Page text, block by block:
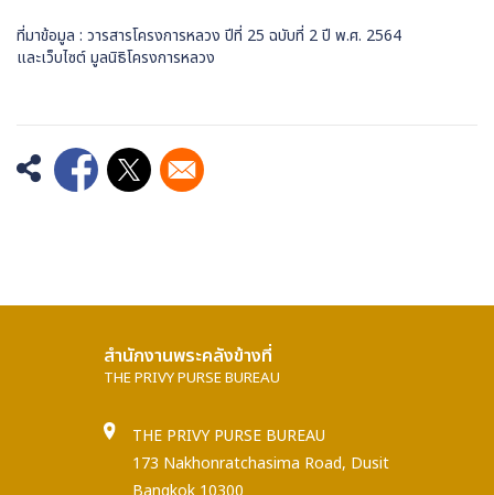
ที่มาข้อมูล : วารสารโครงการหลวง ปีที่ 25 ฉบับที่ 2 ปี พ.ศ. 2564
และเว็บไซต์ มูลนิธิโครงการหลวง
Opens in a new window
Opens in a new window
สำนักงานพระคลังข้างที่
THE PRIVY PURSE BUREAU
THE PRIVY PURSE BUREAU
173 Nakhonratchasima Road, Dusit